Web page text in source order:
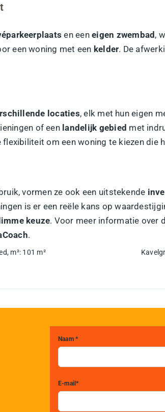
en eeneigen zwembad,
een woning met een kelder. De
locaties, elk met hun eigen
of een landelijk gebied met
om een woning te kiezen die
vormen ze ook een uitstekende
is er een reële kans op
keuze. Voor meer informatie over
.
m²: 101 m²
Naam *
E-mail*